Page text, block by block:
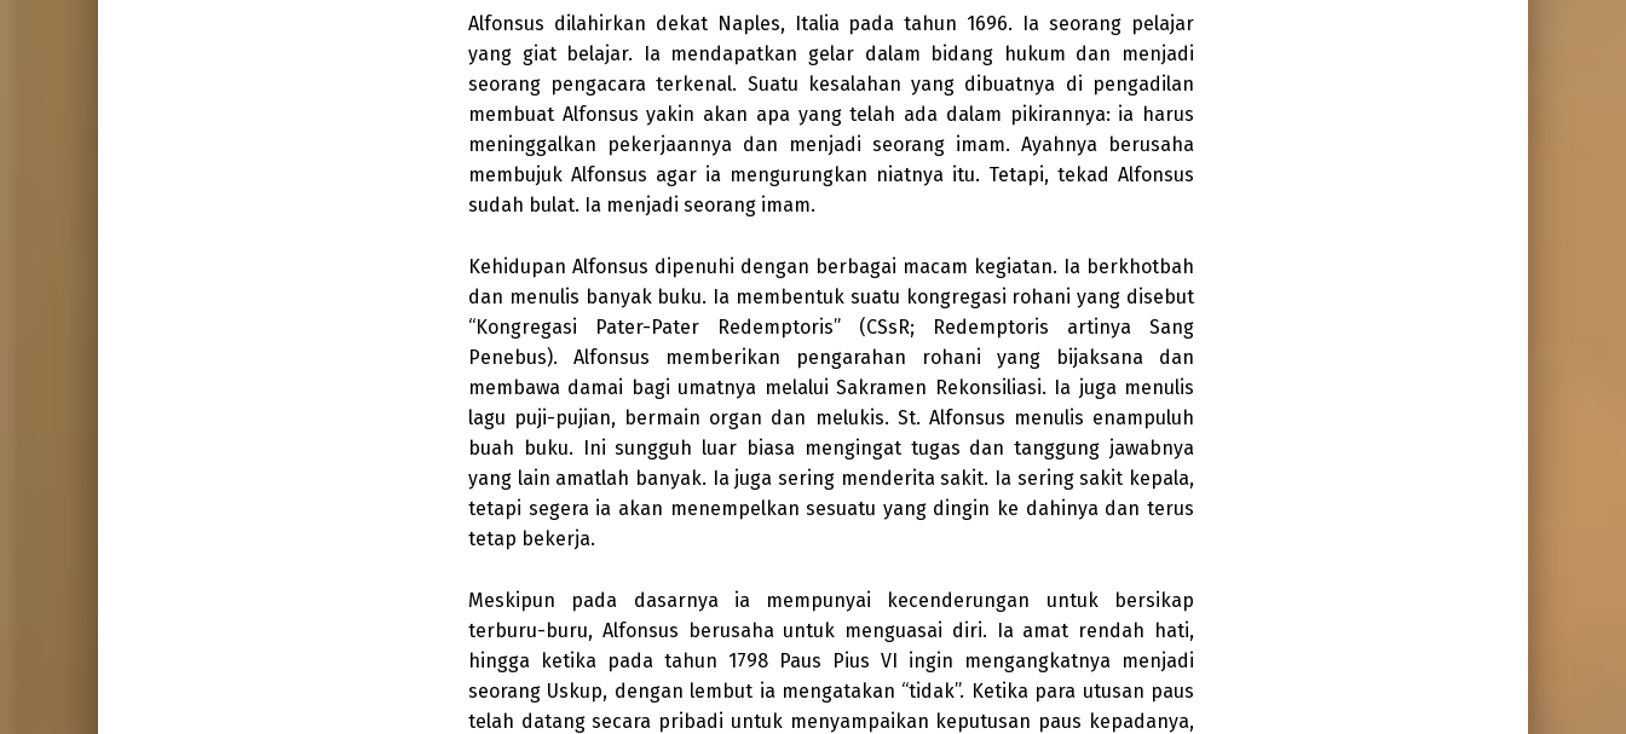
Alfonsus dilahirkan dekat Naples, Italia pada tahun 1696. Ia seorang pelajar
yang giat belajar. Ia mendapatkan gelar dalam bidang hukum dan menjadi
seorang pengacara terkenal. Suatu kesalahan yang dibuatnya di pengadilan
membuat Alfonsus yakin akan apa yang telah ada dalam pikirannya: ia harus
meninggalkan pekerjaannya dan menjadi seorang imam. Ayahnya berusaha
membujuk Alfonsus agar ia mengurungkan niatnya itu. Tetapi, tekad Alfonsus
sudah bulat. Ia menjadi seorang imam.
Kehidupan Alfonsus dipenuhi dengan berbagai macam kegiatan. Ia berkhotbah
dan menulis banyak buku. Ia membentuk suatu kongregasi rohani yang disebut
“Kongregasi Pater-Pater Redemptoris” (CSsR; Redemptoris artinya Sang
Penebus). Alfonsus memberikan pengarahan rohani yang bijaksana dan
membawa damai bagi umatnya melalui Sakramen Rekonsiliasi. Ia juga menulis
lagu puji-pujian, bermain organ dan melukis. St. Alfonsus menulis enampuluh
buah buku. Ini sungguh luar biasa mengingat tugas dan tanggung jawabnya
yang lain amatlah banyak. Ia juga sering menderita sakit. Ia sering sakit kepala,
tetapi segera ia akan menempelkan sesuatu yang dingin ke dahinya dan terus
tetap bekerja.
Meskipun pada dasarnya ia mempunyai kecenderungan untuk bersikap
terburu-buru, Alfonsus berusaha untuk menguasai diri. Ia amat rendah hati,
hingga ketika pada tahun 1798 Paus Pius VI ingin mengangkatnya menjadi
seorang Uskup, dengan lembut ia mengatakan “tidak”. Ketika para utusan paus
telah datang secara pribadi untuk menyampaikan keputusan paus kepadanya,